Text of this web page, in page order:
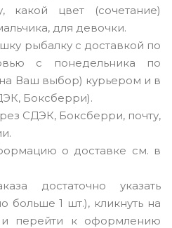
какой цвет (сочетание)
для девочки.
рыбалку с доставкой по
с понедельника по
Ваш выбор) курьером и в
Боксберри).
СДЭК, Боксберри, почту,
о доставке см. в
достаточно указать
больше 1 шт.), кликнуть на
перейти к оформлению